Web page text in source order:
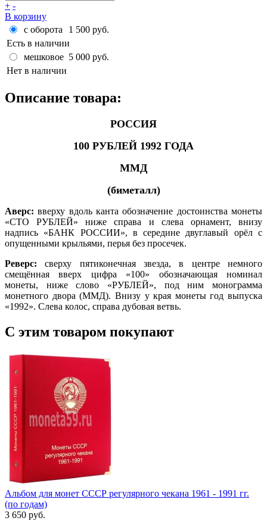
+ -
В корзину
с оборота
1 500 руб.
Есть в наличии
мешковое 5 000 руб.
Нет в наличии
Описание товара:
РОССИЯ
100 РУБЛЕЙ 1992 ГОДА
MМД
(биметалл)
Аверс: вверху вдоль канта обозначение достоинства монеты
«СТО РУБЛЕЙ» ниже справа и слева орнамент, внизу
надпись «БАНК РОССИИ», в середине двуглавый орёл с
опущенными крыльями, перья без просечек.
Реверс: сверху пятиконечная звезда, в центре немного
смещённая вверх цифра «100» обозначающая номинал
монеты, ниже слово «РУБЛЕЙ», под ним монограмма
монетного двора (ММД). Внизу у края монеты год выпуска
«1992». Слева колос, справа дубовая ветвь.
С этим товаром покупают
Альбом для монет СССР регулярного чекана 1961 - 1991 гг.
(по годам)
3 650 руб.